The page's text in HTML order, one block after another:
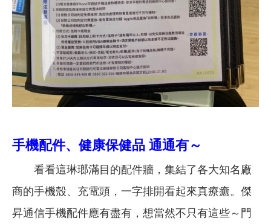
手機配件、健康保健品 通通有～
看看這琳瑯滿目的配件牆，集結了各大知名廠
商的手機殼、充電頭，一字排開看起來真療癒。傑
昇通信手機配件應有盡有，想當然不只有這些～門